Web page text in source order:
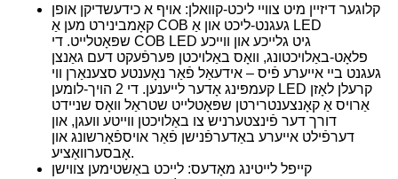
קלוגער דיזיין מיט צוויי ליכט-קוואלן: אויף א כידעשדיקן אופן
קאָמבינירט מען אַ COB געגנט-ליכט און אַ LED
שפּאָטלייט. די COB LED גיט גלייכע און ווייכע
פלאָט-באַלויכטונג, וואָס באַלויכטן פּערפֿעקט דעם גאַנצן
געגנט ביי אייערע פֿיס – אידעאַל פֿאַר נאָענטע סצענאַרן ווי
קעמפּינג אָדער לייענען. די 2 הויך-לומען LED קרעלן לאָזן
אַרויס אַ קאָנצענטרירטן שפּאָטלייט שטראַל וואָס שניידט
דורך דער פֿינצטערניש צו באַלויכטן ווייטע וועגן, און
דערפֿילט אייערע באַדערפֿנישן פֿאַר אויספֿאָרשונג און
אָבסערוואַציע.
קייפל לייטינג מאָדעס: לייכט באַשטימען צווישן